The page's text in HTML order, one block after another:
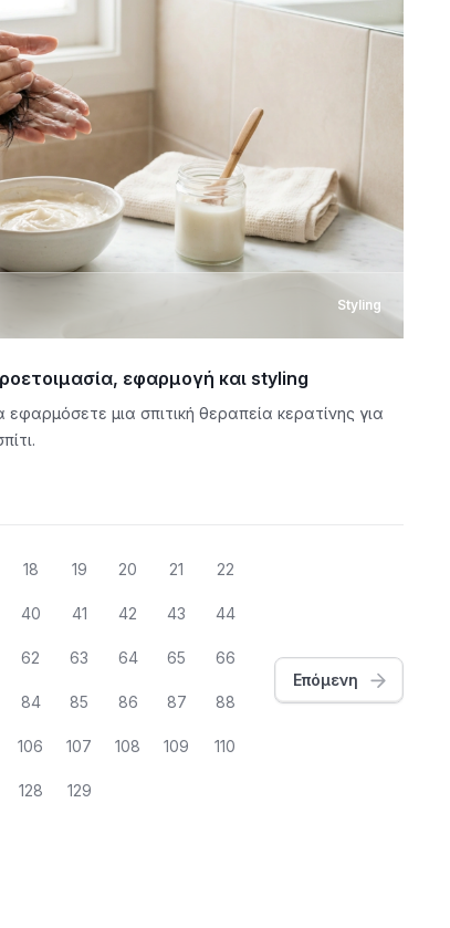
Styling
εφαρμογή και styling
μια σπιτική θεραπεία κερατίνης για
18 19 20 21 22
40 41 42 43 44
62 63 64 65 66
84 85 86 87 88
106 107 108 109 110
128 129
Επόμενη